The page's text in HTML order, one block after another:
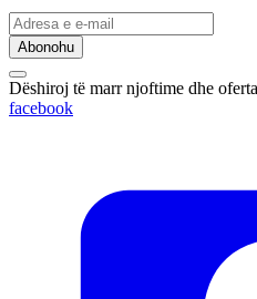
Abonohu
Dëshiroj të marr njoftime dhe oferta
facebook